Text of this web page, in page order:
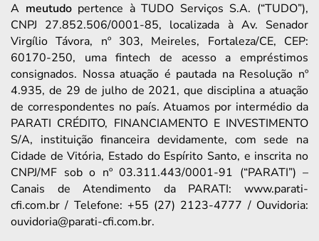
A meutudopertence à TUDO Serviços S.A. (“TUDO”),
CNPJ 27.852.506/0001-85, localizada à Av. Senador
Virgílio Távora, nº 303, Meireles, Fortaleza/CE, CEP:
60170-250, uma fintech de acesso a empréstimos
consignados. Nossa atuação é pautada na Resolução nº
4.935, de 29 de julho de 2021, que disciplina a atuação
de correspondentes no país. Atuamos por intermédio da
PARATI CRÉDITO, FINANCIAMENTO E INVESTIMENTO
S/A, instituição financeira devidamente, com sede na
Cidade de Vitória, Estado do Espírito Santo, e inscrita no
CNPJ/MF sob o nº 03.311.443/0001-91 (“PARATI”) –
Canais de Atendimento da PARATI: www.parati-
cfi.com.br / Telefone: +55 (27) 2123-4777 / Ouvidoria:
ouvidoria@parati-cfi.com.br.